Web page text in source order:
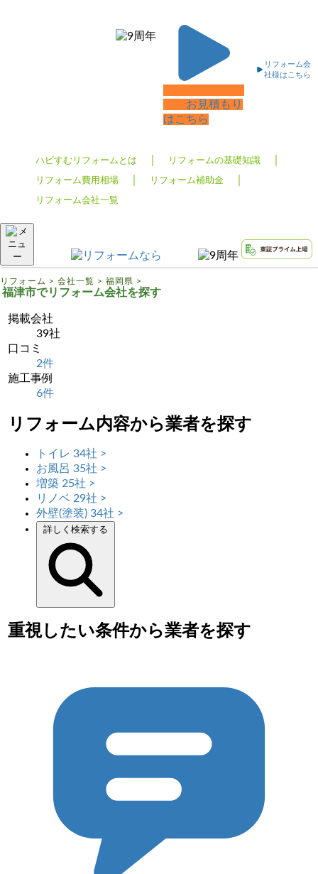
リフォーム会社一覧
お見積もり
はこちら
リフォーム会
社様はこちら
ハピすむリフォームとは リフォームの基礎知識
リフォーム費用相場 リフォーム補助金
リフォーム会社一覧
リフォーム > 会社一覧 > 福岡県 >
福津市でリフォーム会社を探す
掲載会社
39社
口コミ
2件
施工事例
6件
リフォーム内容から業者を探す
トイレ 34社 >
お風呂 35社 >
増築 25社 >
リノベ 29社 >
外壁(塗装) 34社 >
詳しく検索する
重視したい条件から業者を探す